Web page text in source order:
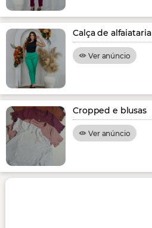
Calça de alfaiataria
Ver anúncio
Cropped e blusas
Ver anúncio